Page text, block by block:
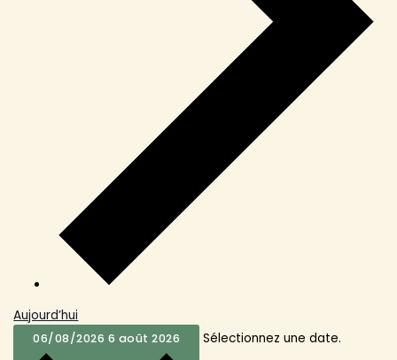
Aujourd’hui
06/08/2026 6 août 2026 Sélectionnez une date.